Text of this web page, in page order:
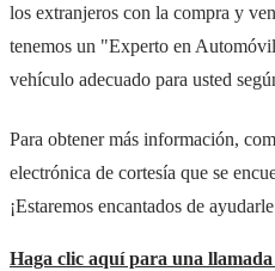
los extranjeros con la compra y
tenemos un "Experto en
vehículo adecuado para usted
Para obtener más información,
electrónica de cortesía que se
¡Estaremos encantados de
Haga clic aquí para una llamada